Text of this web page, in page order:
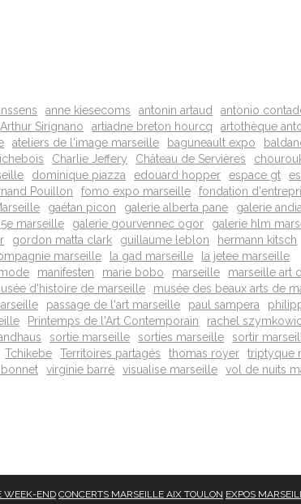
anne kiesecoms antonin artaud
antonio
Arthur Sirignano artiadne breton hourcq
artothèque
ateliers de l'image marseille baguneault expo
Charlie Jeffery Château de Servières
dominique piazza edouard hopper espace gt
Pouillon fomo expo marseille
fondation
gaétan picon galerie alberta pane
galerie
marseille galerie gourvennec ogor
galerie hlm
gordon matta clark guillaume leblon
hermann kitsch
marseille la gad marseille
la jetee marseille
manifesten marie bobo marseille
marseille art
d'histoire de marseille
musée des beaux arts de
passage de l'art marseille paul sampera
Printemps de l'Art Contemporain
rachel
sortie marseille sorties marseille
sortir
Tchikebe Territoires partagés thomas royer
triptyque
virginie barré visualise marseille
vol de nuits
WEEK-END CONCERTS MARSEILLE AIX TOULON EXPOS